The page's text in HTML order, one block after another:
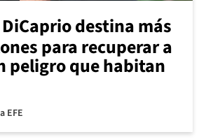
DiCaprio destina más
para recuperar a
peligro que habitan
EFE